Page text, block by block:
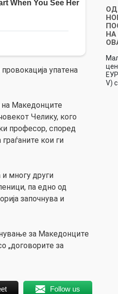
упатена
на Македонците
Челику, кого
професор, според
кои ги
и многу други
па едно од
започнува и
за Македонците
„договорите за
Follow us
ОД
НА
V)